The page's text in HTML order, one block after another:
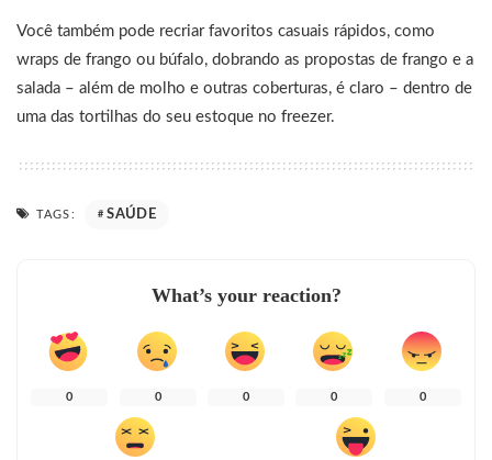
Você também pode recriar favoritos casuais rápidos, como
wraps de frango ou búfalo, dobrando as propostas de frango e a
salada – além de molho e outras coberturas, é claro – dentro de
uma das tortilhas do seu estoque no freezer.
TAGS: SAÚDE
What’s your reaction?
0 0 0 0 0